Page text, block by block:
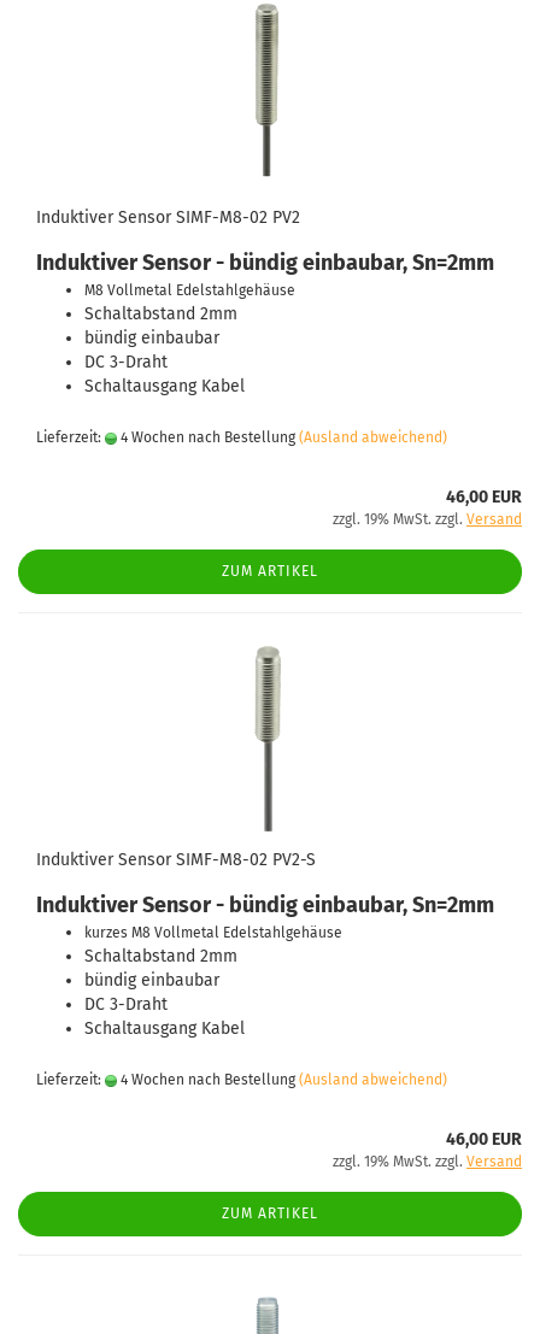
Induktiver Sensor SIMF-M8-02 PV2
Induktiver Sensor - bündig einbaubar, Sn=2mm
M8 Vollmetal Edelstahlgehäuse
Schaltabstand 2mm
bündig einbaubar
DC 3-Draht
Schaltausgang Kabel
Lieferzeit: 4 Wochen nach Bestellung (Ausland abweichend)
46,00 EUR
zzgl. 19% MwSt. zzgl. Versand
ZUM ARTIKEL
Induktiver Sensor SIMF-M8-02 PV2-S
Induktiver Sensor - bündig einbaubar, Sn=2mm
kurzes M8 Vollmetal Edelstahlgehäuse
Schaltabstand 2mm
bündig einbaubar
DC 3-Draht
Schaltausgang Kabel
Lieferzeit: 4 Wochen nach Bestellung (Ausland abweichend)
46,00 EUR
zzgl. 19% MwSt. zzgl. Versand
ZUM ARTIKEL